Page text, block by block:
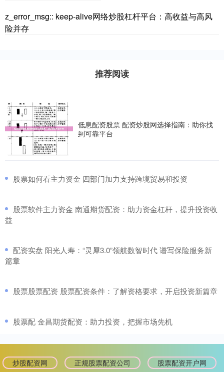
z_error_msg:: keep-alive网络炒股杠杆平台：高收益与高风
险并存
推荐阅读
低息配资股票 配资炒股网选择指南：助你找
到可靠平台
​股票如何看主力资金 四部门加力支持跨境贸易和投资
​股票软件主力资金 南通期货配资：助力资金杠杆，提升投资收
益
​配资实盘 阳光人寿：“灵犀3.0”领航数智时代 谱写保险服务新
篇章
​股票股票配资 股票配资条件：了解资格要求，开启投资新篇章
​股票配 金昌期货配资：助力投资，把握市场先机
炒股配资网 正规股票配资公司 股票配资开户网